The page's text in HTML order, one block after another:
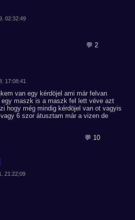
02:32:49
💬 2
17:08:41
van egy kérdöjel ami már felvan
maszk is a maszk fel lett véve azt
hogy még mindig kérdöjel van ot vagyis
6 szor átusztam már a vizen de
💬 10
21:22:09